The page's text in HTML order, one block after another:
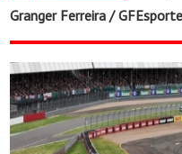
Granger Ferreira /